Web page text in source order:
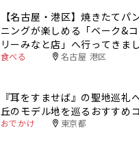
【名古屋・港区】焼きたてパ
ニングが楽しめる「ベーク&
リーみなと店」へ行ってきま
食べる 名古屋 港区
『耳をすませば』の聖地巡礼
丘のモデル地を巡るおすすめ
おでかけ 東京都